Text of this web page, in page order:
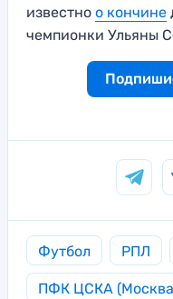
известно о кончине
чемпионки Ульяны
Футбол РПЛ
ПФК ЦСКА